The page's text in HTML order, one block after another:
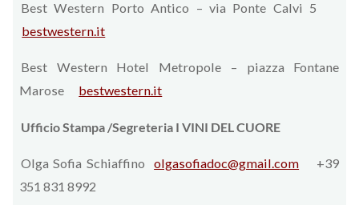
Best Western Porto Antico – via Ponte Calvi 5
bestwestern.it
Best Western Hotel Metropole – piazza Fontane
Marose bestwestern.it
Ufficio Stampa /Segreteria I VINI DEL CUORE
Olga Sofia Schiaffinoolgasofiadoc@gmail.com +39
351 831 8992